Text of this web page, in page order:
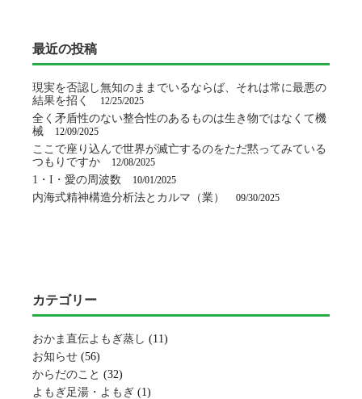
最近の投稿
現実を否認し無知のままでいるならば、それは常に最悪の
結果を招く
12/25/2025
全く矛盾性のない整合性のあるものは生き物ではなくて機
械
12/09/2025
ここで座り込んで世界が滅亡するのをただ黙ってみている
つもりですか
12/08/2025
1・I・愛の周波数 10/01/2025
内海式精神構造分析法とカルマ（業） 09/30/2025
カテゴリー
おかま直伝よもぎ蒸し (11)
お知らせ (56)
からだのこと (32)
よもぎ足湯・よもぎ (1)